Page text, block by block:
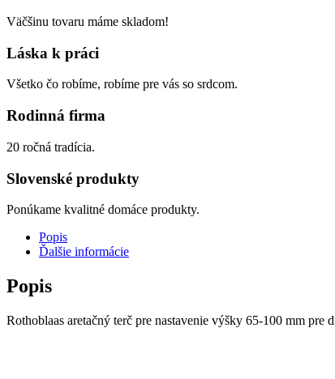
Väčšinu tovaru máme skladom!
Láska k práci
Všetko čo robíme, robíme pre vás so srdcom.
Rodinná firma
20 ročná tradícia.
Slovenské produkty
Ponúkame kvalitné domáce produkty.
Popis
Ďalšie informácie
Popis
Rothoblaas aretačný terč pre nastavenie výšky 65-100 mm pre